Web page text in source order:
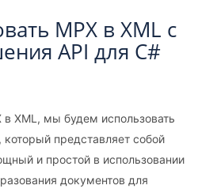
MPX в XML с
API для C#
в XML, мы будем использовать
который представляет собой
и простой в использовании
документов для